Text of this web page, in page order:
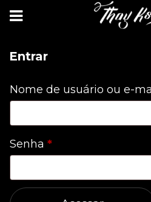
Entrar
Nome de usuário ou e-
Senha *Obrigatório